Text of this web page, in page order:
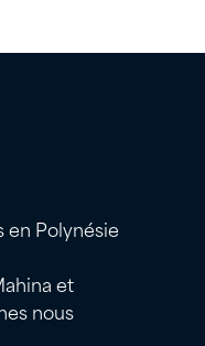
en Polynésie
et
nous